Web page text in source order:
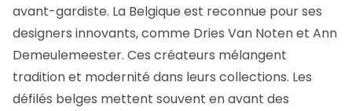
avant-gardiste. La Belgique est reconnue pour ses
designers innovants, comme Dries Van Noten et Ann
Demeulemeester. Ces créateurs mélangent
tradition et modernité dans leurs collections. Les
défilés belges mettent souvent en avant des